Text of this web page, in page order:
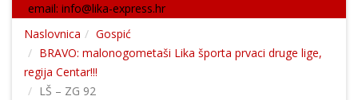
email: info@lika-express.hr
Naslovnica
Gospić
BRAVO: malonogometaši Lika športa prvaci druge lige,
regija Centar!!!
LŠ – ZG 92